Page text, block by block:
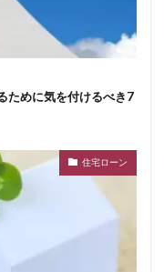
ために気を付けるべき7
住宅ローン